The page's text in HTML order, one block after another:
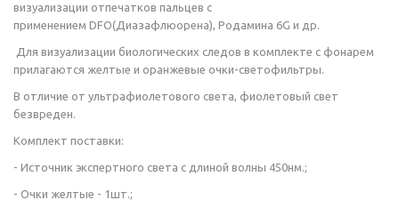
визуализации отпечатков пальцев с
применением DFO(Диазафлюорена), Родамина 6G и др.
Для визуализации биологических следов в комплекте с фонарем
прилагаются желтые и оранжевые очки-светофильтры.
В отличие от ультрафиолетового света, фиолетовый свет
безвреден.
Комплект поставки:
- Источник экспертного света с длиной волны 450нм.;
- Очки желтые - 1шт.;